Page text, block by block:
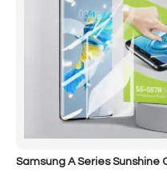
Samsung A Series Sunshine